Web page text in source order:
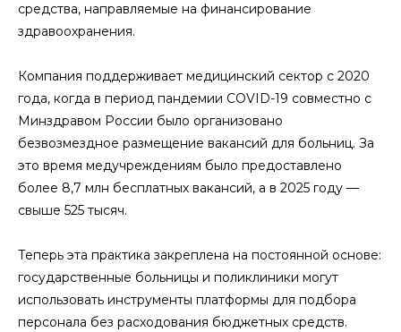
средства, направляемые на финансирование
здравоохранения.
Компания поддерживает медицинский сектор с 2020
года, когда в период пандемии COVID-19 совместно с
Минздравом России было организовано
безвозмездное размещение вакансий для больниц. За
это время медучреждениям было предоставлено
более 8,7 млн бесплатных вакансий, а в 2025 году —
свыше 525 тысяч.
Теперь эта практика закреплена на постоянной основе:
государственные больницы и поликлиники могут
использовать инструменты платформы для подбора
персонала без расходования бюджетных средств.